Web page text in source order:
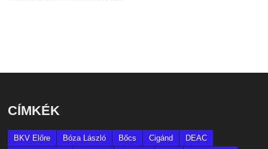
CÍMKÉK
BKV Előre Bóza László Bőcs Cigánd
DEAC